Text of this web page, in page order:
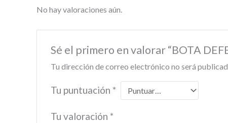
No hay valoraciones aún.
Sé el primero en valorar “BOTA
Tu dirección de correo electrónico no será
Tu puntuación *
Tu valoración *